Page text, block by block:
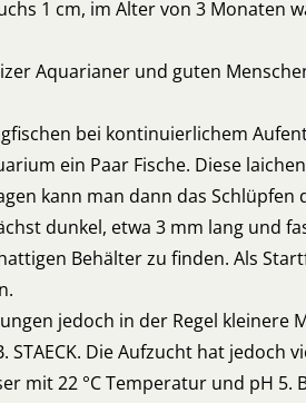
1 cm, im Alter von 3 Monaten
Aquarianer und guten
bei kontinuierlichem
ein Paar Fische. Diese
kann man dann das
dunkel, etwa 3 mm lang und
Behälter zu finden. Als
jedoch in der Regel kleinere
Die Aufzucht hat jedoch
mit 22 °C Temperatur und pH